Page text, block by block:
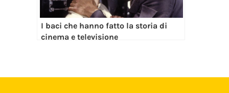
I baci che hanno fatto la storia di
cinema e televisione